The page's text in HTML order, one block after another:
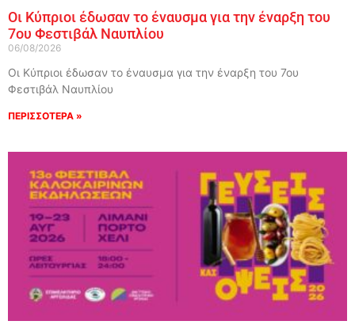
Οι Κύπριοι έδωσαν το έναυσμα για την έναρξη του
7ου Φεστιβάλ Ναυπλίου
06/08/2026
Οι Κύπριοι έδωσαν το έναυσμα για την έναρξη του 7ου
Φεστιβάλ Ναυπλίου
ΠΕΡΙΣΣΟΤΕΡΑ »